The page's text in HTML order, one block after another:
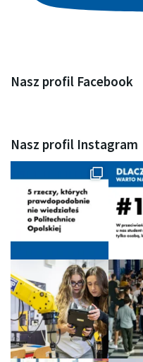
Nasz profil Facebook
c
e
b
Nasz profil Instagram